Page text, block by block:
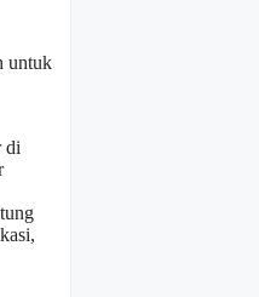
untuk
di